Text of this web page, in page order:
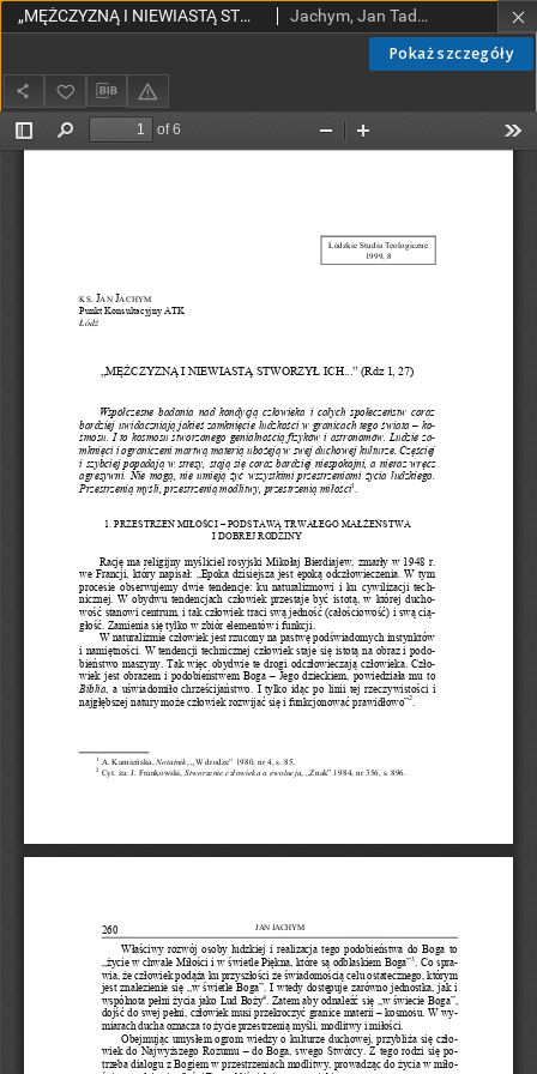
Pokaż szczegóły
„MĘŻCZYZNĄ I NIEWIASTĄ STWORZYŁ ICH...” (Rdz 1, 27) Jachym, Jan Tadeusz, ks.